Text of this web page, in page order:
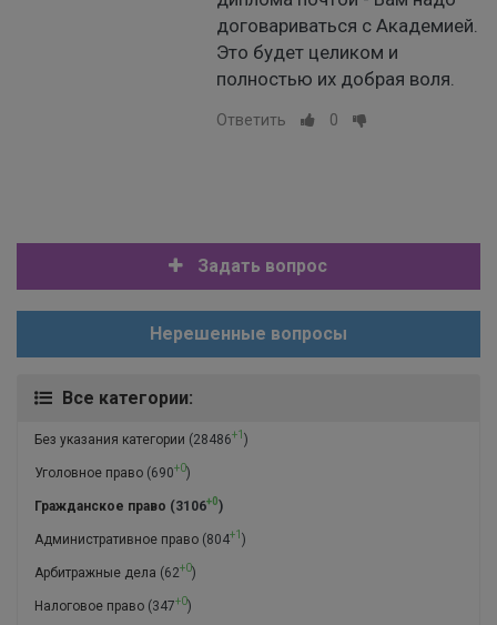
договариваться с Академией.
Это будет целиком и
полностью их добрая воля.
Ответить 0
Задать вопрос
Нерешенные вопросы
Все категории:
Без указания категории (28486+1 )
Уголовное право (690+0)
Гражданское право (3106+0)
Административное право (804+1 )
Арбитражные дела (62+0)
Налоговое право (347+0)